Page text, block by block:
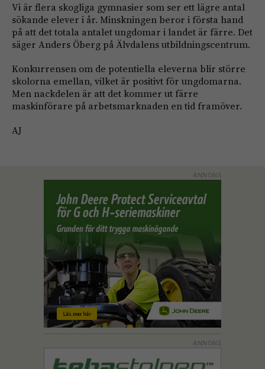
Vi är flera skogliga gymnasier som ser ett lägre antal
sökande elever i år. Minskningen beror i första hand
på att det totala antalet ungdomar i landet är färre. Det
säger Anders Öberg på Älvdalens utbildningscentrum.
Konkurrensen om de potentiella eleverna blir större
skolorna emellan, vilket är positivt för ungdomarna.
Men nackdelen är att det kommer ut färre
maskinförare på arbetsmarknaden en tid framöver.
AJ